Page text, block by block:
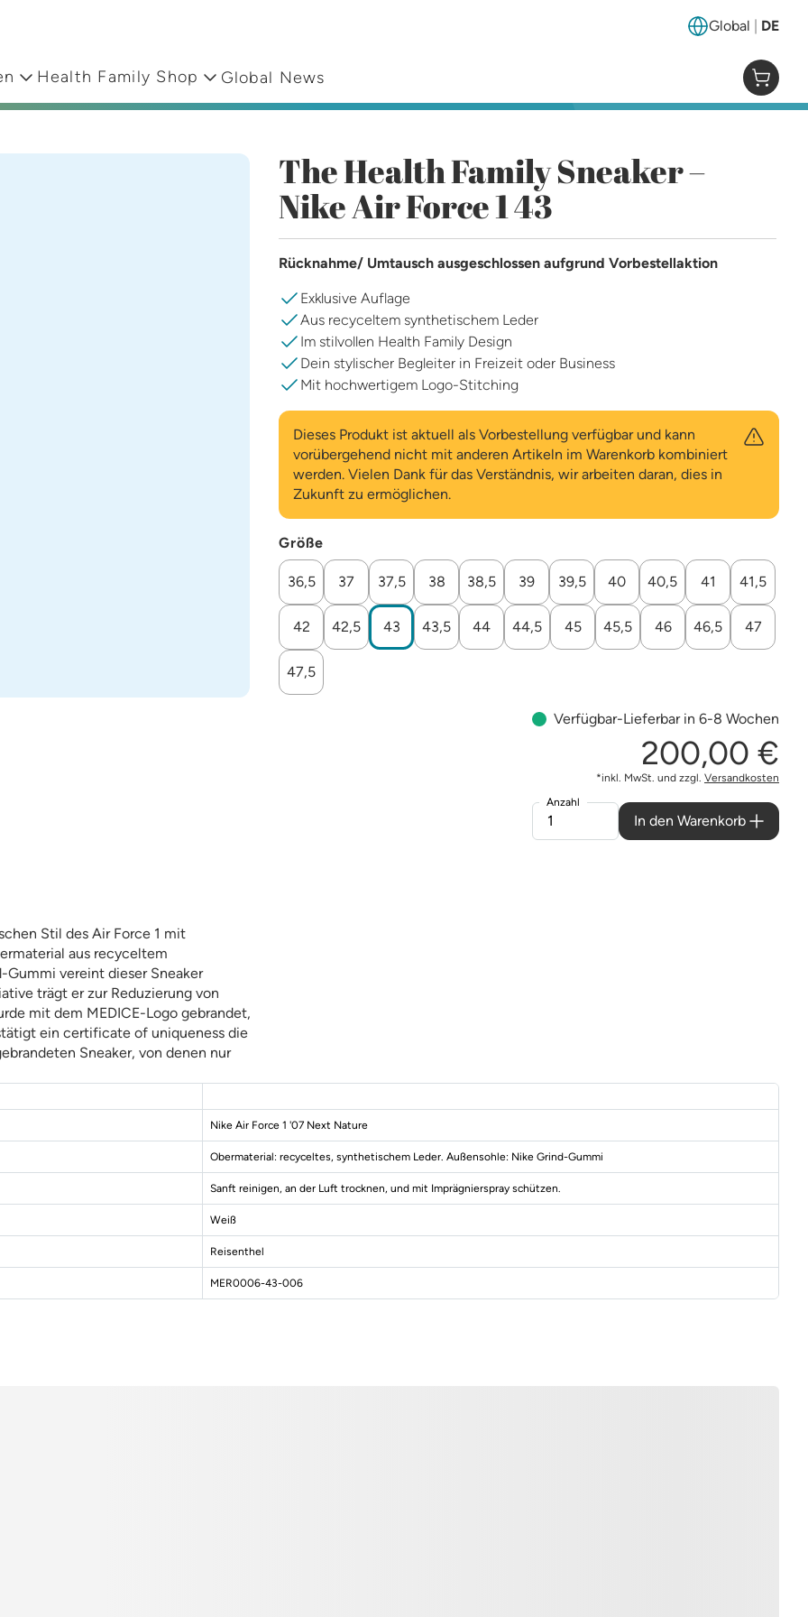
Health Family Shop Global News
Global | DE
0
The Health Family Sneaker –
Nike Air Force 1 43
Rücknahme/ Umtausch ausgeschlossen aufgrund Vorbestellaktion
Exklusive Auflage
Aus recyceltem synthetischem Leder
Im stilvollen Health Family Design
Dein stylischer Begleiter in Freizeit oder Business
Mit hochwertigem Logo-Stitching
Dieses Produkt ist aktuell als Vorbestellung verfügbar und kann
vorübergehend nicht mit anderen Artikeln im Warenkorb kombiniert
werden. Vielen Dank für das Verständnis, wir arbeiten daran, dies in
Zukunft zu ermöglichen.
Größe
Wähle eine Größe
36,5 37 37,5 38 38,5 39 39,5 40 40,5 41 41,5
42 42,5 43 43,5 44 44,5 45 45,5 46 46,5 47
47,5
Verfügbar-Lieferbar in 6-8 Wochen
200,00 €
*inkl. MwSt. und zzgl. Versandkosten
Anzahl
In den Warenkorb
Stil des Air Force 1 mit
aus recyceltem
Gummi vereint dieser Sneaker
trägt er zur Reduzierung von
mit dem MEDICE-Logo gebrandet,
ein certificate of uniqueness die
Sneaker, von denen nur
Nike Air Force 1 '07 Next Nature
Obermaterial: recyceltes, synthetischem Leder. Außensohle: Nike Grind-Gummi
Sanft reinigen, an der Luft trocknen, und mit Imprägnierspray schützen.
Weiß
Reisenthel
MER0006-43-006